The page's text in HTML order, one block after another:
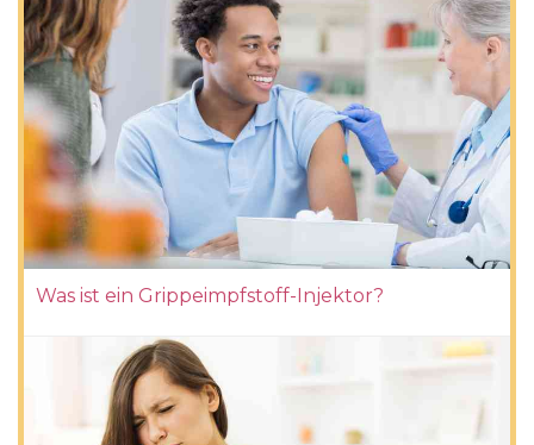
Was ist ein Grippeimpfstoff-Injektor?